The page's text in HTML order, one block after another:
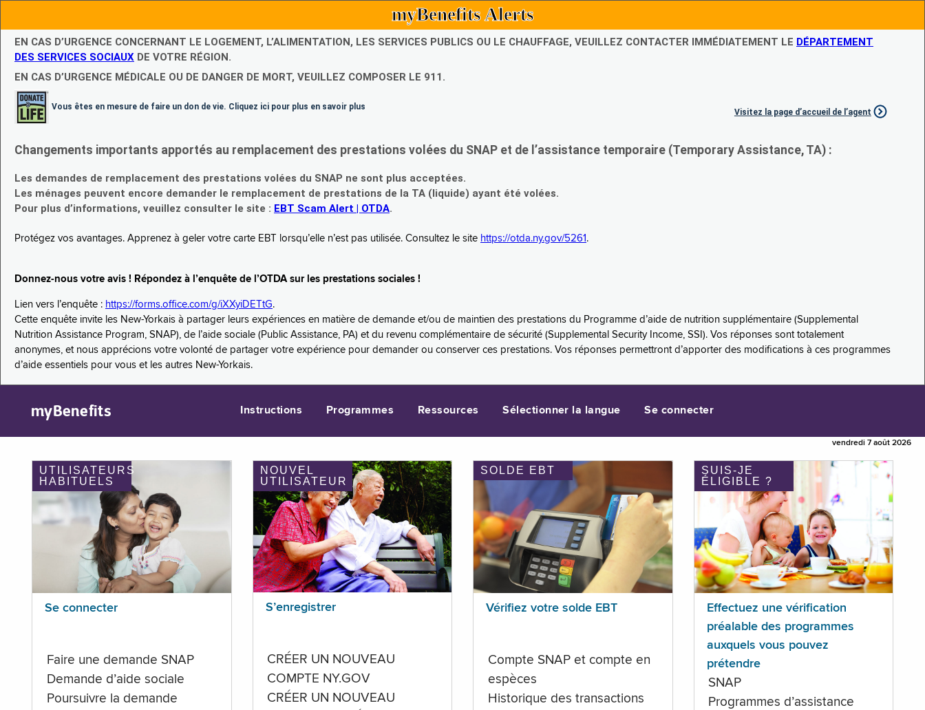
myBenefits Alerts
EN CAS D’URGENCE CONCERNANT LE LOGEMENT, L’ALIMENTATION, LES SERVICES PUBLICS OU LE CHAUFFAGE, VEUILLEZ CONTACTER IMMÉDIATEMENT LE DÉPARTEMENT
DES SERVICES SOCIAUX DE VOTRE RÉGION.
EN CAS D’URGENCE MÉDICALE OU DE DANGER DE MORT, VEUILLEZ COMPOSER LE 911.
Vous êtes en mesure de faire un don de vie. Cliquez ici pour plus en savoir plus
Visitez la page d’accueil de l’agent
Changements importants apportés au remplacement des prestations volées du SNAP et de l’assistance temporaire (Temporary Assistance, TA) :
Les demandes de remplacement des prestations volées du SNAP ne sont plus acceptées.
Les ménages peuvent encore demander le remplacement de prestations de la TA (liquide) ayant été volées.
Pour plus d’informations, veuillez consulter le site : EBT Scam Alert | OTDA.
Protégez vos avantages. Apprenez à geler votre carte EBT lorsqu’elle n’est pas utilisée. Consultez le site https://otda.ny.gov/5261 .
Donnez-nous votre avis ! Répondez à l’enquête de l’OTDA sur les prestations sociales !
Lien vers l’enquête : https://forms.office.com/g/iXXyiDETtG.
Cette enquête invite les New-Yorkais à partager leurs expériences en matière de demande et/ou de maintien des prestations du Programme d’aide de nutrition supplémentaire (Supplemental
Nutrition Assistance Program, SNAP), de l’aide sociale (Public Assistance, PA) et du revenu complémentaire de sécurité (Supplemental Security Income, SSI). Vos réponses sont totalement
anonymes, et nous apprécions votre volonté de partager votre expérience pour demander ou conserver ces prestations. Vos réponses permettront d’apporter des modifications à ces programmes
d’aide essentiels pour vous et les autres New-Yorkais.
myBenefits Instructions Programmes Ressources Sélectionner la langue Se connecter
vendredi 7 août 2026
UTILISATEURS
HABITUELS
Se connecter
Faire une demande SNAP
Demande d’aide sociale
Poursuivre la demande
NOUVEL
UTILISATEUR
S’enregistrer
CRÉER UN NOUVEAU
COMPTE NY.GOV
CRÉER UN NOUVEAU
SOLDE EBT
Vérifiez votre solde EBT
Compte SNAP et compte en
espèces
Historique des transactions
SUIS-JE
ÉLIGIBLE ?
Effectuez une vérification
préalable des programmes
auxquels vous pouvez
prétendre
SNAP
Programmes d’assistance